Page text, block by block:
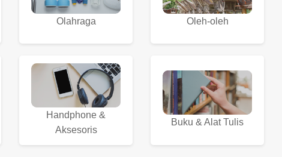
Olahraga Oleh-oleh
Handphone &
Aksesoris
Buku & Alat Tulis